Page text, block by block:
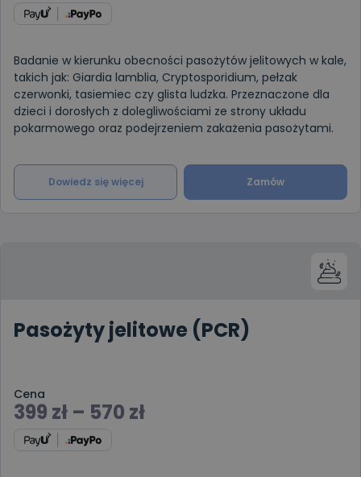
Badanie w kierunku obecności pasożytów jelitowych w kale,
takich jak: Giardia lamblia, Cryptosporidium, pełzak
czerwonki, tasiemiec czy glista ludzka. Przeznaczone dla
dzieci i dorosłych z dolegliwościami ze strony układu
pokarmowego oraz podejrzeniem zakażenia pasożytami.
Dowiedz się więcej Zamów
Pasożyty jelitowe (PCR)
Cena
399 zł – 570 zł